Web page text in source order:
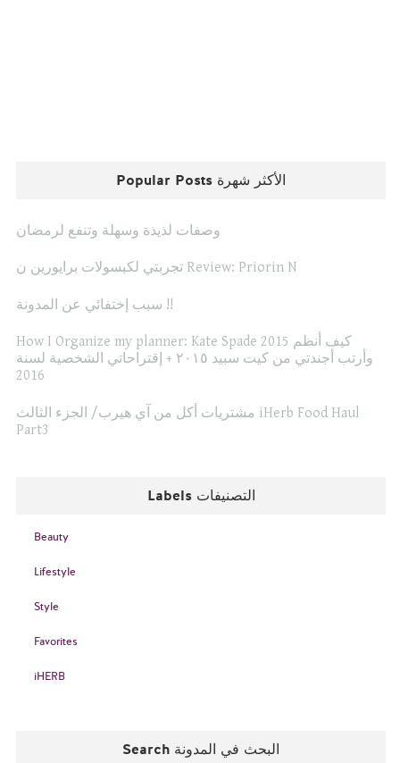
Popular Posts الأكثر شهرة
وصفات لذيذة وسهلة وتنفع لرمضان
تجربتي لكبسولات برايورين ن Review: Priorin N
سبب إختفائي عن المدونة !!
How I Organize my planner: Kate Spade 2015 كيف أنظم
وأرتب أجندتي من كيت سبيد ٢٠١٥ + إقتراحاتي الشخصية لسنة
2016
مشتريات أكل من آي هيرب/ الجزء الثالث iHerb Food Haul
Part3
Labels التصنيفات
Beauty
Lifestyle
Style
Favorites
iHERB
Search البحث في المدونة